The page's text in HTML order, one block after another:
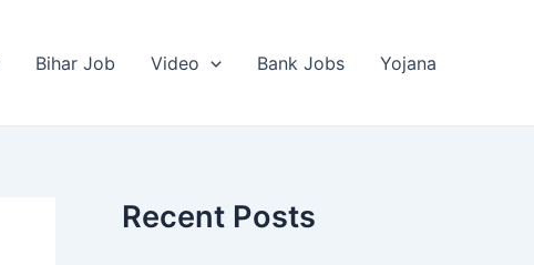
Bihar Job Video Bank Jobs Yojana
Recent Posts